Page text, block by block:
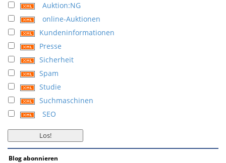
Auktion:NG
online-Auktionen
Kundeninformationen
Presse
Sicherheit
Spam
Studie
Suchmaschinen
SEO
Blog abonnieren